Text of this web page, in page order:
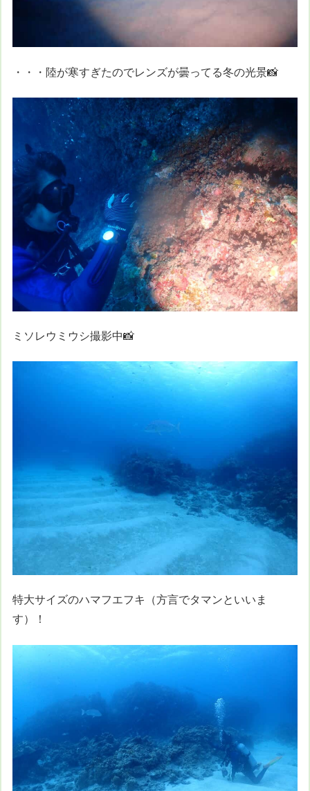
・・・陸が寒すぎたのでレンズが曇ってる冬の光景📸
ミソレウミウシ撮影中📸
特大サイズのハマフエフキ（方言でタマンといいま
す）！